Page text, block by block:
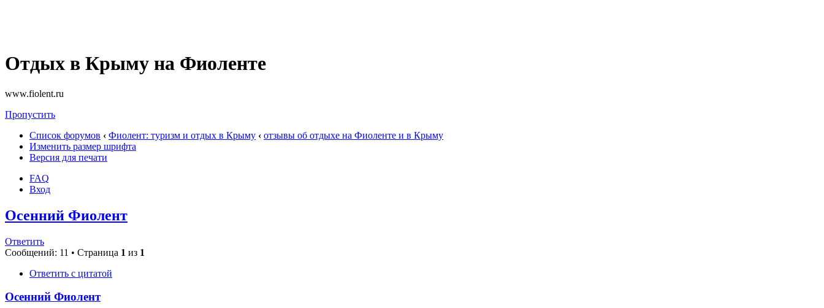
Отдых в Крыму на Фиоленте
www.fiolent.ru
Пропустить
Список форумов ‹ Фиолент: туризм и отдых в Крыму ‹ отзывы об отдыхе на Фиоленте и в Крыму
Изменить размер шрифта
Версия для печати
FAQ
Вход
Осенний Фиолент
Ответить
Сообщений: 11 • Страница 1 из 1
Ответить с цитатой
Осенний Фиолент